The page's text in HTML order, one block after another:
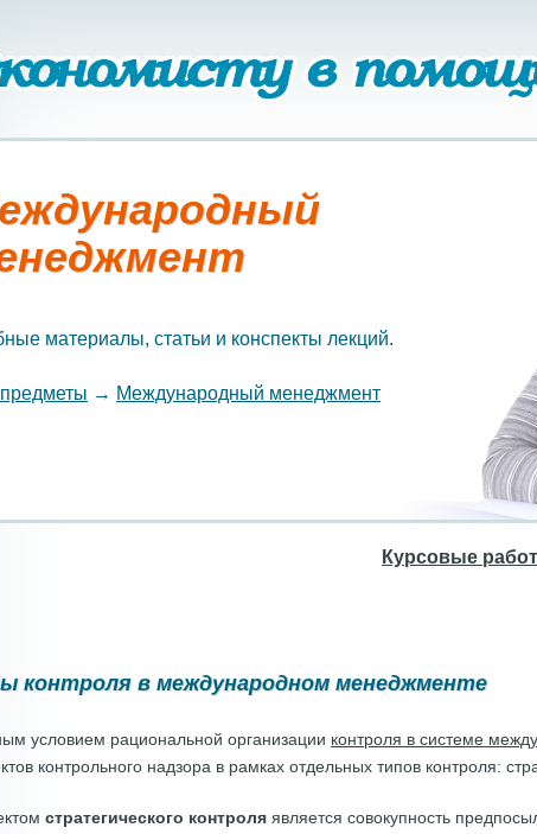
материалы, статьи и конспекты лекций.
→ Международный менеджмент
Курсовые
контроля в международном менеджменте
условием рациональной организации контроля в системе
контрольного надзора в рамках отдельных типов контроля:
стратегического контроля является совокупность